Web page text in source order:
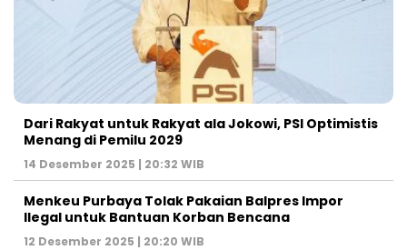
Dari Rakyat untuk Rakyat ala Jokowi, PSI Optimistis
Menang di Pemilu 2029
14 Desember 2025 | 20:32 WIB
Menkeu Purbaya Tolak Pakaian Balpres Impor
Ilegal untuk Bantuan Korban Bencana
12 Desember 2025 | 20:20 WIB